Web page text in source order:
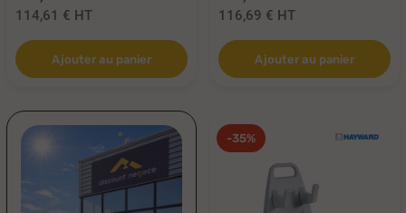
114,61 € HT
Ajouter au panier
116,69 € HT
Ajouter au panier
-35%